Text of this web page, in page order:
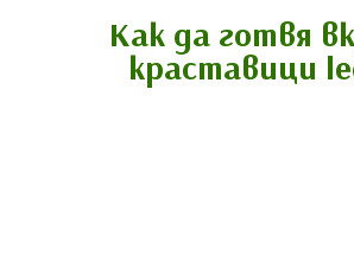
Как да готвя
краставици